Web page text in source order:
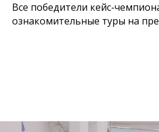
Все победители кейс-
ознакомительные туры на